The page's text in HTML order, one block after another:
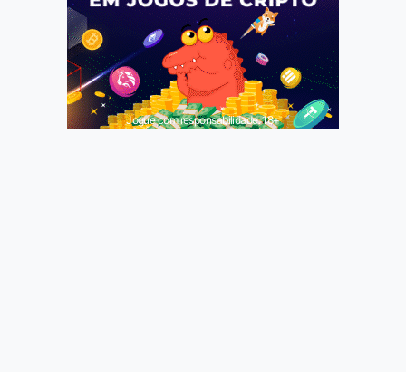
Jogue com responsabilidade. 18+